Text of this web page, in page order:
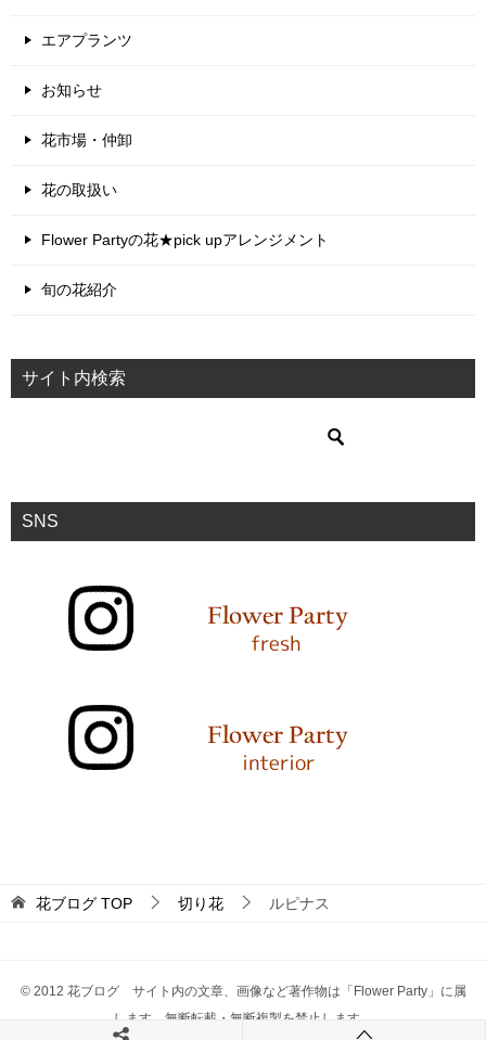
エアプランツ
お知らせ
花市場・仲卸
花の取扱い
Flower Partyの花★pick upアレンジメント
旬の花紹介
サイト内検索
SNS
花ブログ TOP 切り花 ルピナス
© 2012 花ブログ サイト内の文章、画像など著作物は「Flower Party」に属
します。無断転載・無断複製を禁止します。